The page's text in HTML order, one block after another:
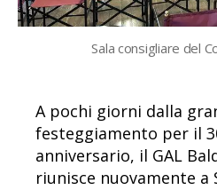
Sala consigliare del
A pochi giorni dalla
festeggiamento per il
anniversario, il GAL
riunisce nuovamente a